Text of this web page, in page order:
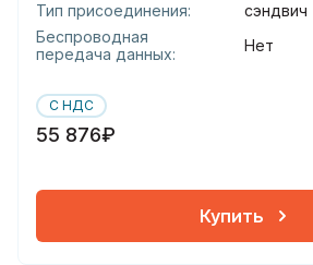
Тип присоединения:
сэндвич
Беспроводная
передача данных:
Нет
С НДС
55 876₽
Купить